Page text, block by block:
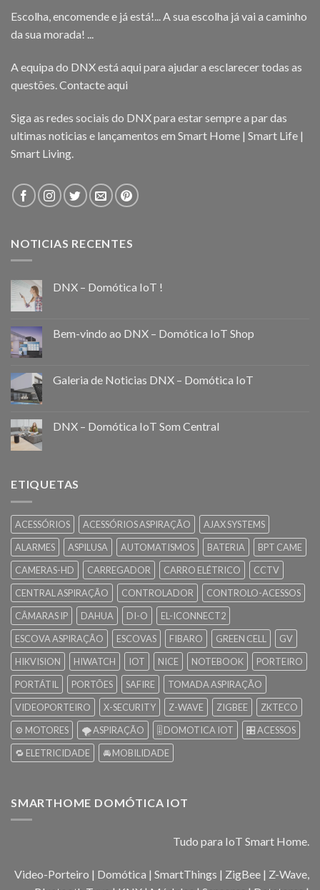
Escolha, encomende e já está!... A sua escolha já vai a caminho
da sua morada! ...
A equipa do DNX está aqui para ajudar a esclarecer todas as
questões.Contacte aqui
Siga as redes sociais do DNX para estar sempre a par das
ultimas noticias e lançamentos em Smart Home | Smart Life |
Smart Living.
NOTICIAS RECENTES
DNX – Domótica IoT !
Bem-vindo ao DNX – Domótica IoT Shop
Galeria de Noticias DNX – Domótica IoT
DNX – Domótica IoT Som Central
ETIQUETAS
ACESSÓRIOS ACESSÓRIOS ASPIRAÇÃO
AJAX SYSTEMS
ALARMES
ASPILUSA AUTOMATISMOS BATERIA
BPT CAME
CAMERAS-HD
CARREGADOR CARRO ELÉTRICO
CCTV
CENTRAL ASPIRAÇÃO
CONTROLADOR
CONTROLO-ACESSOS
CÂMARAS IP
DAHUA DI-O
EL-ICONNECT2
ESCOVA ASPIRAÇÃO
ESCOVAS FIBARO GREEN CELL
GV
HIKVISION
HIWATCH IOT NICE NOTEBOOK
PORTEIRO
PORTÁTIL
PORTÕES SAFIRE
TOMADA ASPIRAÇÃO
VIDEOPORTEIRO
X-SECURITY Z-WAVE ZIGBEE
ZKTECO
⚙️ MOTORES
🌪️ ASPIRAÇÃO 🎚️ DOMOTICA IOT
🎛️ ACESSOS
🔁 ELETRICIDADE
🚘 MOBILIDADE
SMARTHOME DOMÓTICA IOT
Tudo para IoT Smart Home.
Video-Porteiro | Domótica | SmartThings | ZigBee | Z-Wave,